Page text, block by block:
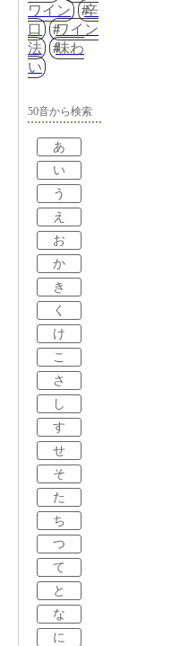
ワイン
辛
口
ワイン
法
味わ
い
50音から検索
あ
い
う
え
お
か
き
く
け
こ
さ
し
す
せ
そ
た
ち
つ
て
と
な
に